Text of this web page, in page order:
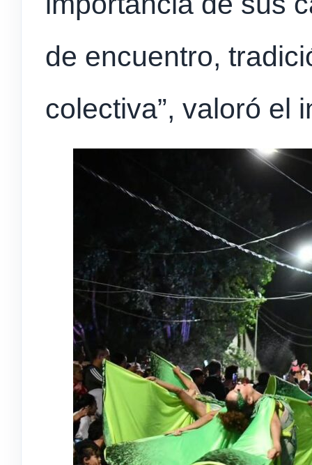
de encuentro,
colectiva”, valoró el